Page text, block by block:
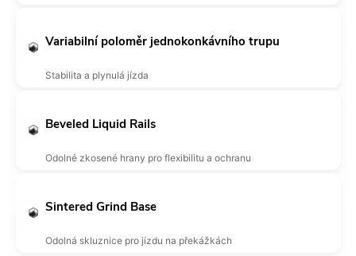
Variabilní poloměr jednokonkávního trupu
Stabilita a plynulá jízda
Beveled Liquid Rails
Odolné zkosené hrany pro flexibilitu a ochranu
Sintered Grind Base
Odolná skluznice pro jízdu na překážkách